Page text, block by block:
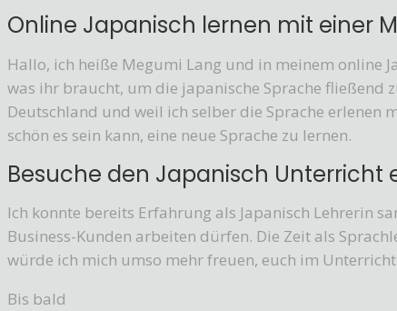
Online Japanisch lernen mit einer
Hallo, ich heiße Megumi Lang und in meinem online
was ihr braucht, um die japanische Sprache fließend
Deutschland und weil ich selber die Sprache erlenen
schön es sein kann, eine neue Sprache zu lernen.
Besuche den Japanisch Unterricht
Ich konnte bereits Erfahrung als Japanisch Lehrerin
Business-Kunden arbeiten dürfen. Die Zeit als
würde ich mich umso mehr freuen, euch im
Bis bald